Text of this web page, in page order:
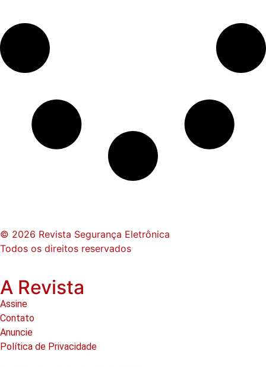
© 2026 Revista Segurança Eletrônica
Todos os direitos reservados
A Revista
Assine
Contato
Anuncie
Política de Privacidade